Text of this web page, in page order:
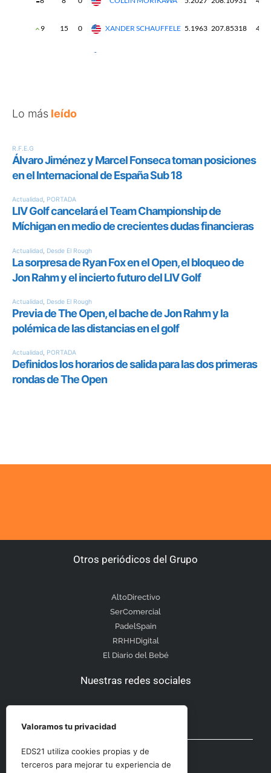
Lo más leído
Otros periódicos del Grupo
AltoDirectivo
SerComercial
PadelSpain
RRHHDigital
El Diario del Bebé
Nuestras redes sociales
Otras secciones
Valoramos tu privacidad
EDS21 utiliza cookies propias y de
terceros para mejorar tu experiencia de